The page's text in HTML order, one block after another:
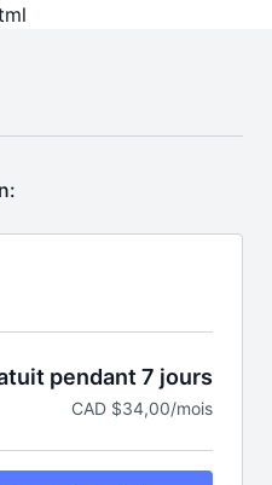
pendant 7 jours
CAD $34,00/mois